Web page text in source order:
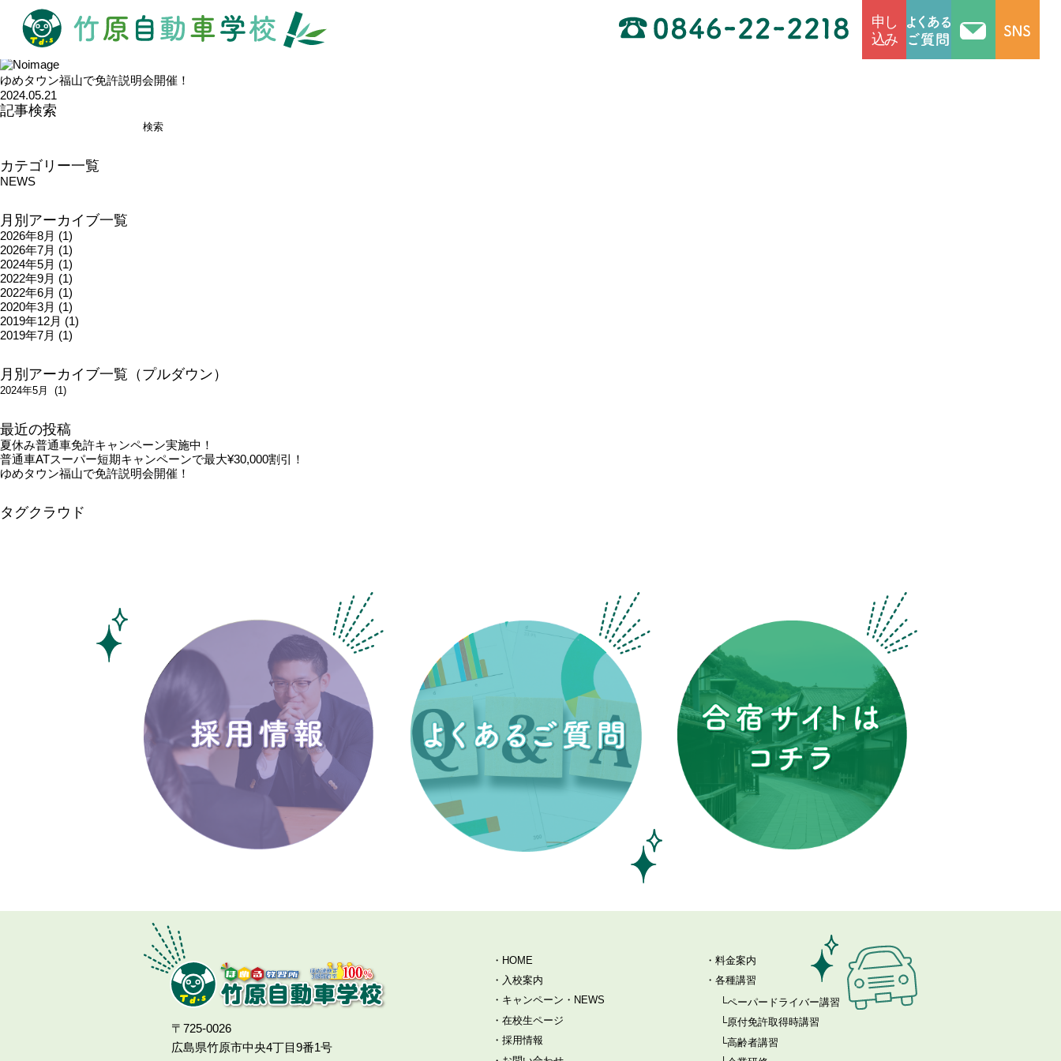
2024年 5月
HOME
2024年
ゆめタウン福山で免許説明会開催！
2024.05.21
記事検索
カテゴリー一覧
NEWS
月別アーカイブ一覧
2026年8月 (1)
2026年7月 (1)
2024年5月 (1)
2022年9月 (1)
2022年6月 (1)
2020年3月 (1)
2019年12月 (1)
2019年7月 (1)
月別アーカイブ一覧（プルダウン）
最近の投稿
夏休み普通車免許キャンペーン実施中！
普通車ATスーパー短期キャンペーンで最大¥30,000割引！
ゆめタウン福山で免許説明会開催！
タグクラウド
〒725-0026
広島県竹原市中央4丁目9番1号
HOME
入校案内
キャンペーン・NEWS
在校生ページ
採用情報
料金案内
各種講習
ペーパードライバー講習
原付免許取得時講習
高齢者講習